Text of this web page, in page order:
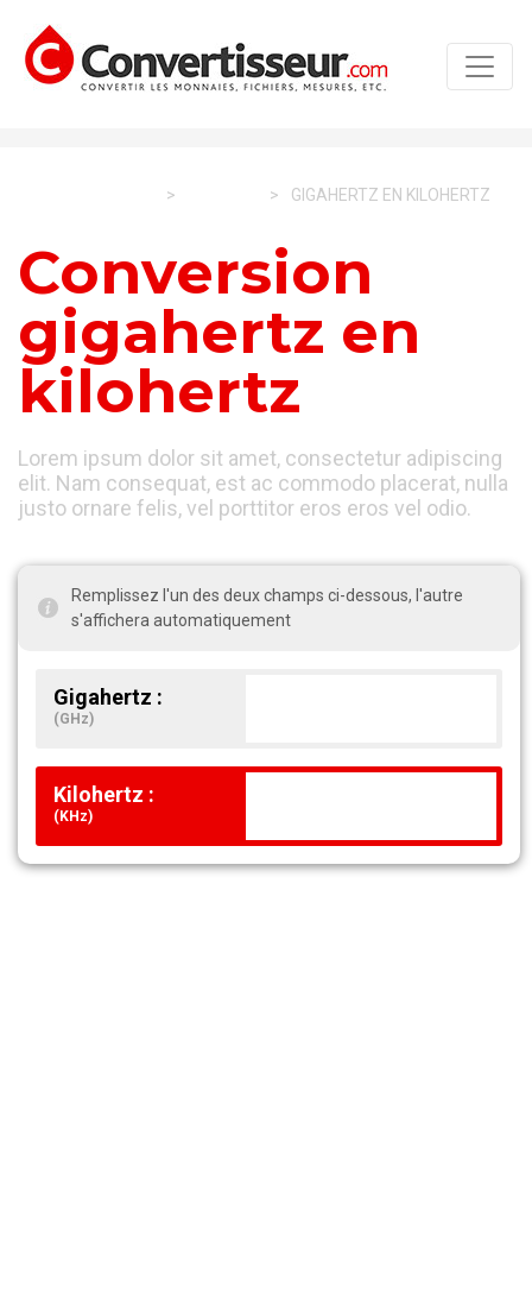
> > GIGAHERTZ EN KILOHERTZ
Conversion
gigahertz en
kilohertz
Lorem ipsum dolor sit amet, consectetur adipiscing
elit. Nam consequat, est ac commodo placerat, nulla
justo ornare felis, vel porttitor eros eros vel odio.
Remplissez l'un des deux champs ci-dessous, l'autre
s'affichera automatiquement
Gigahertz :
(GHz)
Kilohertz :
(KHz)